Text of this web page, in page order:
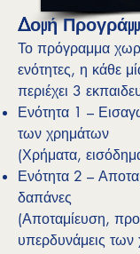
Δομή
Το πρόγραμμα
ενότητες, η κάθε
περιέχει 3
Ενότητα 1 –
των χρημάτων
(Χρήματα,
Ενότητα 2 –
δαπάνες
(Αποταμίευση,
υπερδυνάμεις των